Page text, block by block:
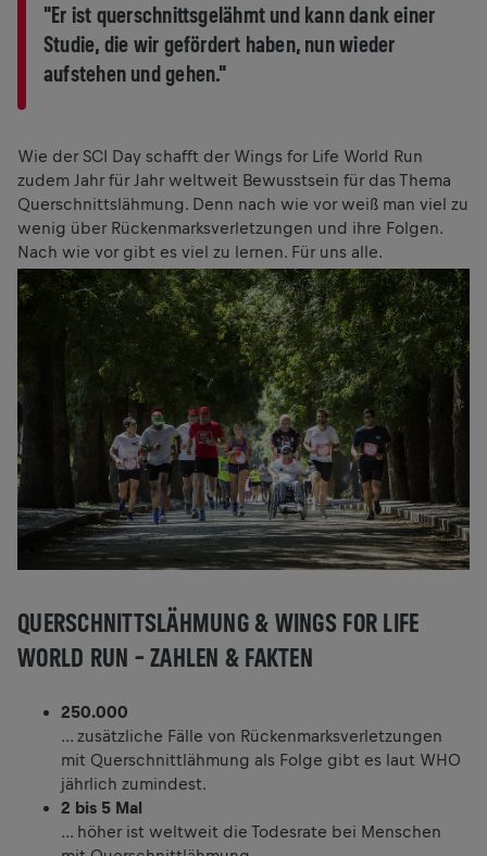
"Er ist querschnittsgelähmt und kann dank einer
Studie, die wir gefördert haben, nun wieder
aufstehen und gehen."
Wie der SCI Day schafft der Wings for Life World Run
zudem Jahr für Jahr weltweit Bewusstsein für das Thema
Querschnittslähmung. Denn nach wie vor weiß man viel zu
wenig über Rückenmarksverletzungen und ihre Folgen.
Nach wie vor gibt es viel zu lernen. Für uns alle.
QUERSCHNITTSLÄHMUNG & WINGS FOR LIFE
WORLD RUN – ZAHLEN & FAKTEN
250.000
… zusätzliche Fälle von Rückenmarksverletzungen
mit Querschnittlähmung als Folge gibt es laut WHO
jährlich zumindest.
2 bis 5 Mal
… höher ist weltweit die Todesrate bei Menschen